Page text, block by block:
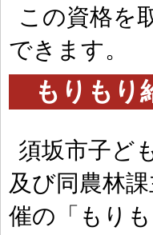
この資格を
できます。
もりもり
須坂市子ど
及び同農林課
催の「もりも